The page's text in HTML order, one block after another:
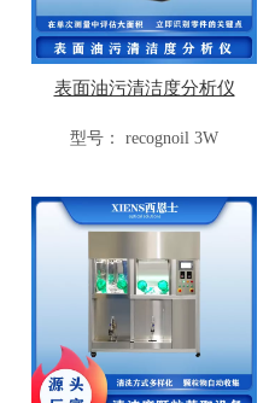
表面油污清洁度分析仪
型号： recognoil 3W